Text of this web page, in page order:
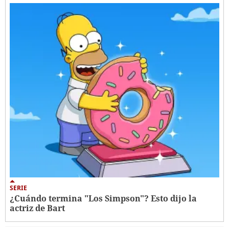
SERIE
¿Cuándo termina "Los Simpson"? Esto dijo la
actriz de Bart